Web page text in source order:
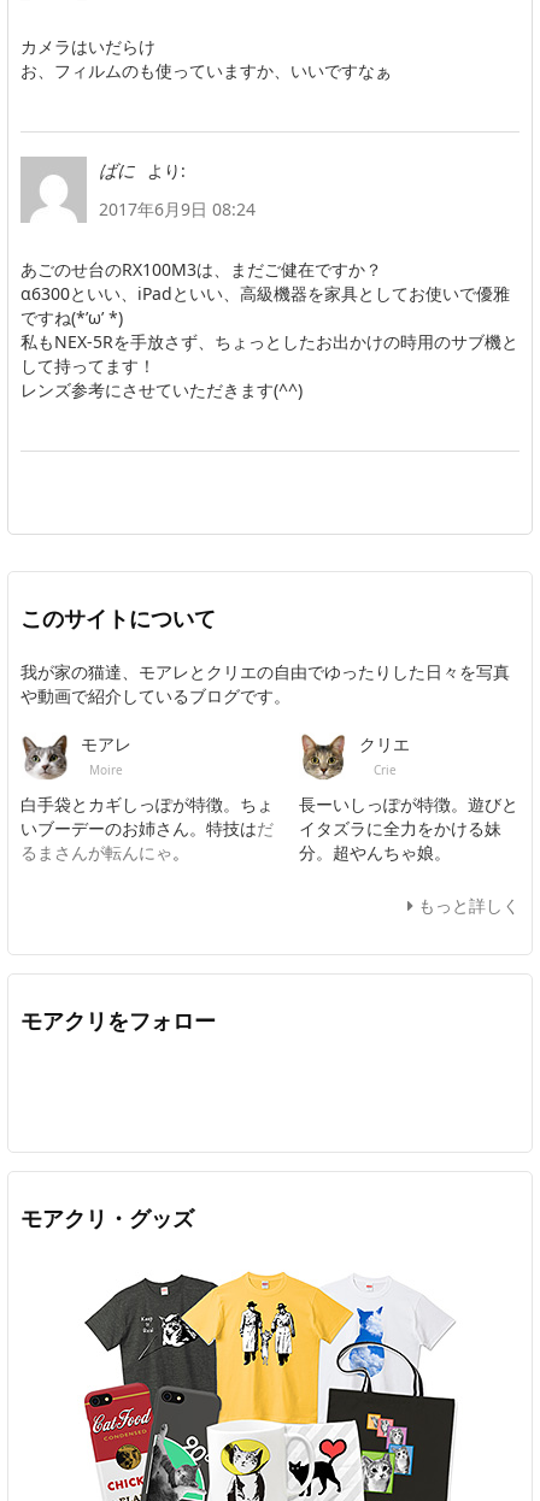
カメラはいだらけ
お、フィルムのも使っていますか、いいですなぁ
ばに
より:
2017年6月9日 08:24
あごのせ台のRX100M3は、まだご健在ですか？
α6300といい、iPadといい、高級機器を家具としてお使いで優雅
ですね(*’ω’ *)
私もNEX-5Rを手放さず、ちょっとしたお出かけの時用のサブ機と
して持ってます！
レンズ参考にさせていただきます(^^)
このサイトについて
我が家の猫達、モアレとクリエの自由でゆったりした日々を写真
や動画で紹介しているブログです。
モアレ
Moire
白手袋とカギしっぽが特徴。ちょ
いブーデーのお姉さん。特技はだ
るまさんが転んにゃ。
クリエ
Crie
長ーいしっぽが特徴。遊びと
イタズラに全力をかける妹
分。超やんちゃ娘。
もっと詳しく
モアクリをフォロー
モアクリ・グッズ